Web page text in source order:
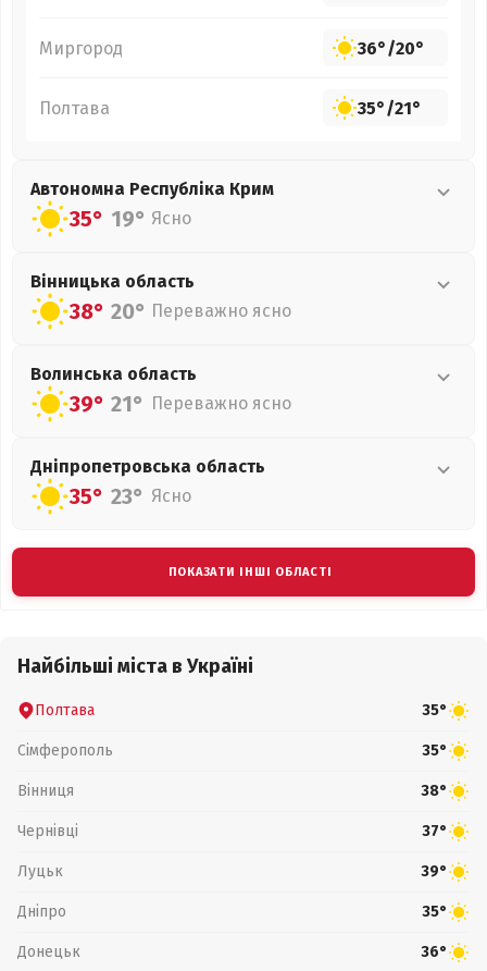
Миргород 36°/20°
Полтава 35°/21°
Автономна Республіка Крим
35° 19° Ясно
Вінницька область
38° 20° Переважно ясно
Волинська область
39° 21° Переважно ясно
Дніпропетровська область
35° 23° Ясно
ПОКАЗАТИ ІНШІ ОБЛАСТІ
Найбільші міста в Україні
Полтава 35°
Сімферополь 35°
Вінниця 38°
Чернівці 37°
Луцьк 39°
Дніпро 35°
Донецьк 36°